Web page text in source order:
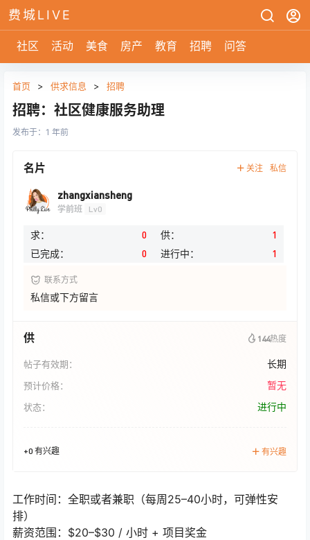
费城LIVE
社区 活动 美食 房产 教育 招聘 问答
首页 > 供求信息 > 招聘
招聘：社区健康服务助理
发布于： 1 年前
名片 关注 私信
zhangxiansheng
学前班 Lv0
求： 0 供：
1
已完成：
0 进行中： 1
联系方式
私信或下方留言
供 144热度
帖子有效期： 长期
预计价格： 暂无
状态： 进行中
+0 有兴趣 有兴趣
工作时间：全职或者兼职（每周25–40小时，可弹性安
排）
薪资范围：$20–$30 / 小时 + 项目奖金